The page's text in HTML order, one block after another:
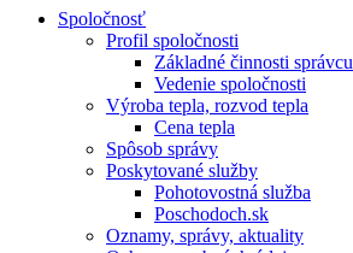
Spoločnosť
Profil spoločnosti
Základné činnosti správcu
Vedenie spoločnosti
Výroba tepla, rozvod tepla
Cena tepla
Spôsob správy
Poskytované služby
Pohotovostná služba
Poschodoch.sk
Oznamy, správy, aktuality